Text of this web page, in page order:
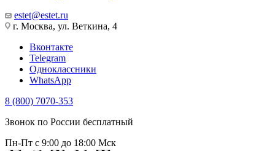
estet@estet.ru
г. Москва, ул. Веткина, 4
Вконтакте
Telegram
Одноклассники
WhatsApp
8 (800) 7070-353
Звонок по России бесплатный
Пн-Пт с 9:00 до 18:00 Мск